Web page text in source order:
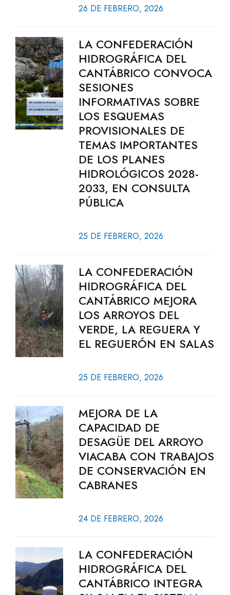
26 DE FEBRERO, 2026
LA CONFEDERACIÓN
HIDROGRÁFICA DEL
CANTÁBRICO CONVOCA
SESIONES
INFORMATIVAS SOBRE
LOS ESQUEMAS
PROVISIONALES DE
TEMAS IMPORTANTES
DE LOS PLANES
HIDROLÓGICOS 2028-
2033, EN CONSULTA
PÚBLICA
25 DE FEBRERO, 2026
LA CONFEDERACIÓN
HIDROGRÁFICA DEL
CANTÁBRICO MEJORA
LOS ARROYOS DEL
VERDE, LA REGUERA Y
EL REGUERÓN EN SALAS
25 DE FEBRERO, 2026
MEJORA DE LA
CAPACIDAD DE
DESAGÜE DEL ARROYO
VIACABA CON TRABAJOS
DE CONSERVACIÓN EN
CABRANES
24 DE FEBRERO, 2026
LA CONFEDERACIÓN
HIDROGRÁFICA DEL
CANTÁBRICO INTEGRA